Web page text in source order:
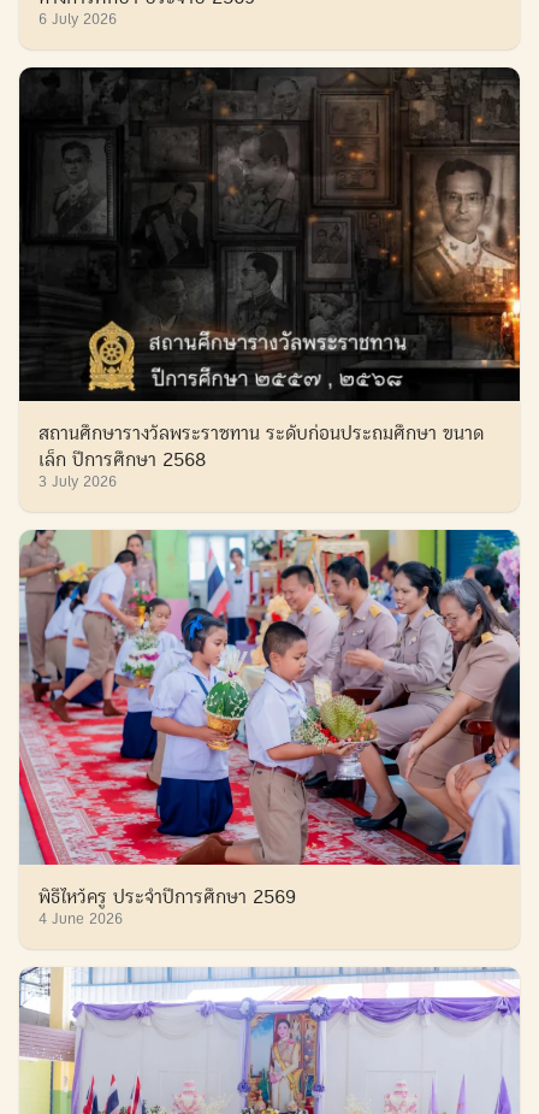
6 July 2026
สถานศึกษารางวัลพระราชทาน ระดับก่อนประถมศึกษา ขนาด
เล็ก ปีการศึกษา 2568
3 July 2026
พิธีไหว้ครู ประจำปีการศึกษา 2569
4 June 2026